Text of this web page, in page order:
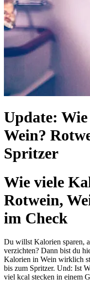
Update:
Wein?
Spritzer
Wie viele
Rotwein,
im Check
Du willst Kalorien sparen,
verzichten? Dann bist du
Kalorien in Wein wirklich
bis zum Spritzer. Und: Ist
viel kcal stecken in einem